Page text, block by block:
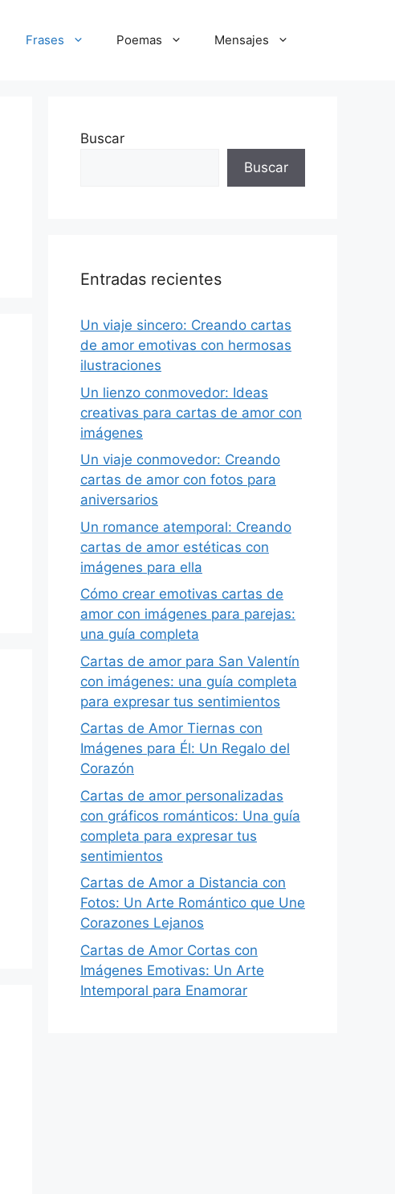
Frases Poemas Mensajes
Buscar
Buscar
Entradas recientes
Un viaje sincero: Creando cartas
de amor emotivas con hermosas
ilustraciones
Un lienzo conmovedor: Ideas
creativas para cartas de amor con
imágenes
Un viaje conmovedor: Creando
cartas de amor con fotos para
aniversarios
Un romance atemporal: Creando
cartas de amor estéticas con
imágenes para ella
Cómo crear emotivas cartas de
amor con imágenes para parejas:
una guía completa
Cartas de amor para San Valentín
con imágenes: una guía completa
para expresar tus sentimientos
Cartas de Amor Tiernas con
Imágenes para Él: Un Regalo del
Corazón
Cartas de amor personalizadas
con gráficos románticos: Una guía
completa para expresar tus
sentimientos
Cartas de Amor a Distancia con
Fotos: Un Arte Romántico que Une
Corazones Lejanos
Cartas de Amor Cortas con
Imágenes Emotivas: Un Arte
Intemporal para Enamorar